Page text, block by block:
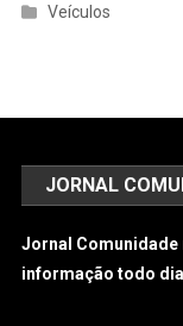
Veículos
JORNAL
Jornal Comunidade
informação todo